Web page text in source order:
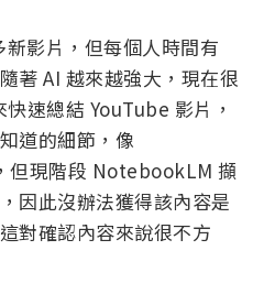
影片，但每個人時間有
著 AI 越來越強大，現在很
速總結 YouTube 影片，
道的細節，像
但現階段 NotebookLM 擷
因此沒辦法獲得該內容是
對確認內容來說很不方